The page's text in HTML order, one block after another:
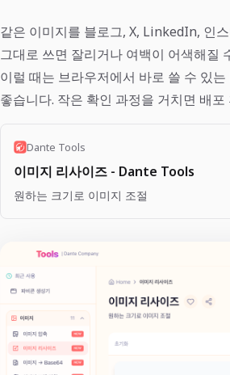
같은 이미지를 블로그, X, LinkedIn, 인
그대로 쓰면 잘리거나 여백이 어색해질
이럴 때는 브라우저에서 바로 쓸 수 있는
좋습니다. 작은 확인 과정을 거치면 배
Dante Tools
이미지 리사이즈 - Dante Tools
원하는 크기로 이미지 조절